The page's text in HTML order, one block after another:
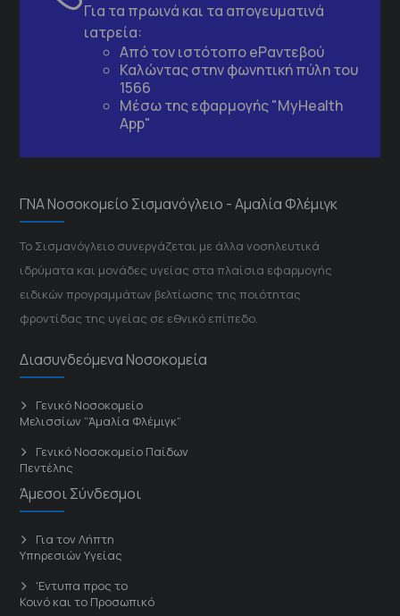
Για τα πρωινά και τα απογευματινά
ιατρεία:
Από τον ιστότοποeΡαντεβού
Καλώντας στην φωνητική πύλη του
1566
Μέσω της εφαρμογής "MyHealth
App"
ΓΝΑ Νοσοκομείο Σισμανόγλειο - Αμαλία Φλέμιγκ
Το Σισμανόγλειο συνεργάζεται με άλλα νοσηλευτικά
ιδρύματα και μονάδες υγείας στα πλαίσια εφαρμογής
ειδικών προγραμμάτων βελτίωσης της ποιότητας
φροντίδας της υγείας σε εθνικό επίπεδο.
Διασυνδεόμενα Νοσοκομεία
Γενικό Νοσοκομείο
Μελισσίων “Άμαλία Φλέμιγκ”
Γενικό Νοσοκομείο Παίδων
Πεντέλης
Άμεσοι Σύνδεσμοι
Για τον Λήπτη
Υπηρεσιών Υγείας
'Εντυπα προς το
Κοινό και το Προσωπικό